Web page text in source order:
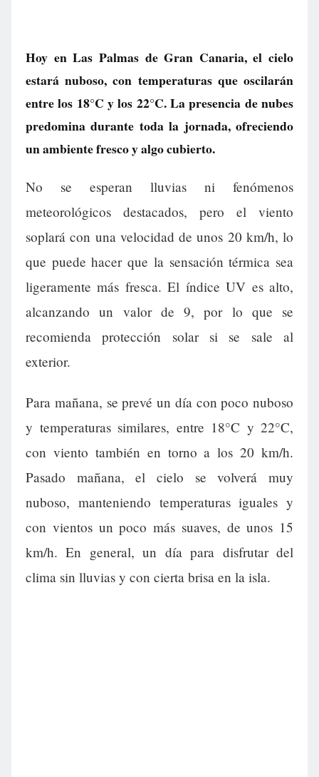
Hoy en Las Palmas de Gran Canaria, el cielo
estará nuboso, con temperaturas que oscilarán
entre los 18°C y los 22°C. La presencia de nubes
predomina durante toda la jornada, ofreciendo
un ambiente fresco y algo cubierto.
No se esperan lluvias ni fenómenos
meteorológicos destacados, pero el viento
soplará con una velocidad de unos 20 km/h, lo
que puede hacer que la sensación térmica sea
ligeramente más fresca. El índice UV es alto,
alcanzando un valor de 9, por lo que se
recomienda protección solar si se sale al
exterior.
Para mañana, se prevé un día con poco nuboso
y temperaturas similares, entre 18°C y 22°C,
con viento también en torno a los 20 km/h.
Pasado mañana, el cielo se volverá muy
nuboso, manteniendo temperaturas iguales y
con vientos un poco más suaves, de unos 15
km/h. En general, un día para disfrutar del
clima sin lluvias y con cierta brisa en la isla.